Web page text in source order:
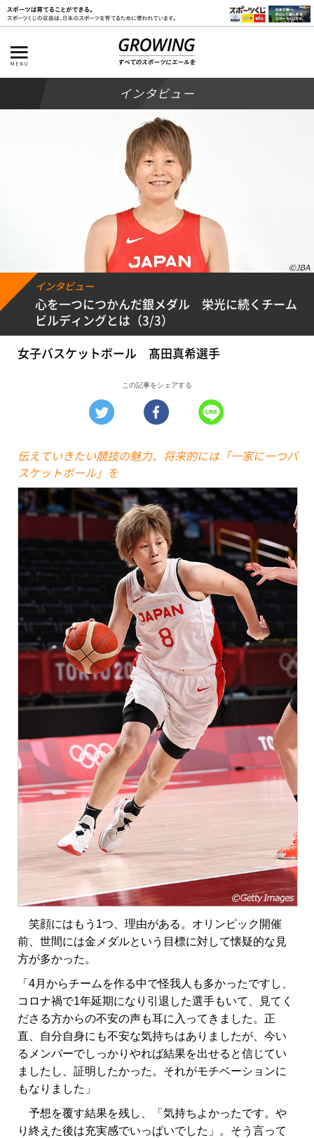
インタビュー
インタビュー
心を一つにつかんだ銀メダル 栄光に続くチーム
ビルディングとは（3/3）
女子バスケットボール 髙田真希選手
この記事をシェアする
伝えていきたい競技の魅力、将来的には「一家に一つバ
スケットボール」を
笑顔にはもう1つ、理由がある。オリンピック開催
前、世間には金メダルという目標に対して懐疑的な見
方が多かった。
「4月からチームを作る中で怪我人も多かったですし、
コロナ禍で1年延期になり引退した選手もいて、見てく
ださる方からの不安の声も耳に入ってきました。正
直、自分自身にも不安な気持ちはありましたが、今い
るメンバーでしっかりやれば結果を出せると信じてい
ましたし、証明したかった。それがモチベーションに
もなりました」
予想を覆す結果を残し、「気持ちよかったです。や
り終えた後は充実感でいっぱいでした」。そう言って